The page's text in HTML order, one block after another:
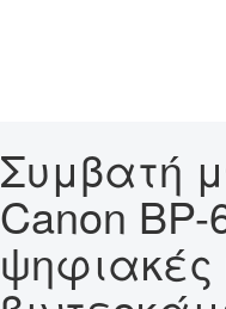
Συμβατή
Canon BP-
ψηφιακές